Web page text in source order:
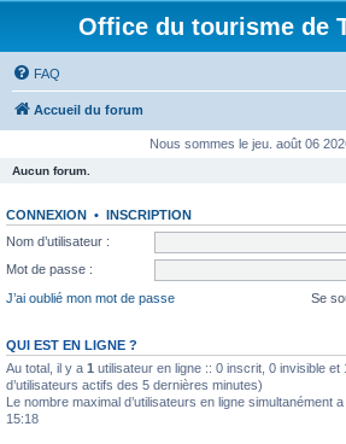
Office du tourisme de
FAQ
Accueil du forum
Nous sommes le jeu. août 06
Aucun forum.
CONNEXION • INSCRIPTION
Nom d’utilisateur :
Mot de passe :
J’ai oublié mon mot de passe
Se
QUI EST EN LIGNE ?
Au total, il y a 1 utilisateur en ligne :: 0 inscrit, 0 invisible et
d’utilisateurs actifs des 5 dernières minutes)
Le nombre maximal d’utilisateurs en ligne simultanément
15:18